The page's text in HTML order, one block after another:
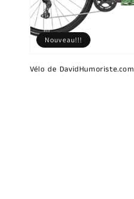
Vélo de DavidHumoriste.com
Nouveau!!!